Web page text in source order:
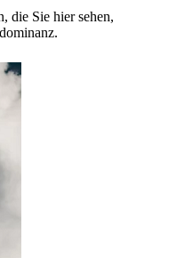
die Sie hier sehen,